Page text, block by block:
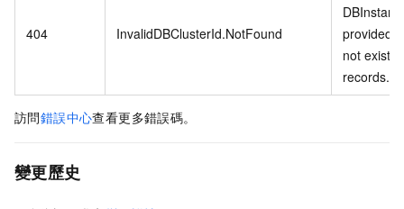
404 InvalidDBClusterId.NotFound
provided
not exist
records.
訪問錯誤中心查看更多錯誤碼。
變更歷史